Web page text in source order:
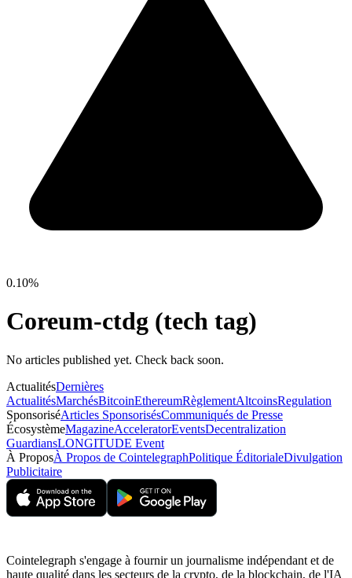
0.10%
Coreum-ctdg (tech tag)
No articles published yet. Check back soon.
ActualitésDernières
ActualitésMarchésBitcoinEthereumRèglementAltcoinsRegulation
SponsoriséArticles SponsorisésCommuniqués de Presse
ÉcosystèmeMagazineAcceleratorEventsDecentralization
GuardiansLONGITUDE Event
À ProposÀ Propos de CointelegraphPolitique ÉditorialeDivulgation
Publicitaire
Cointelegraph s'engage à fournir un journalisme indépendant et de
haute qualité dans les secteurs de la crypto, de la blockchain, de l'IA